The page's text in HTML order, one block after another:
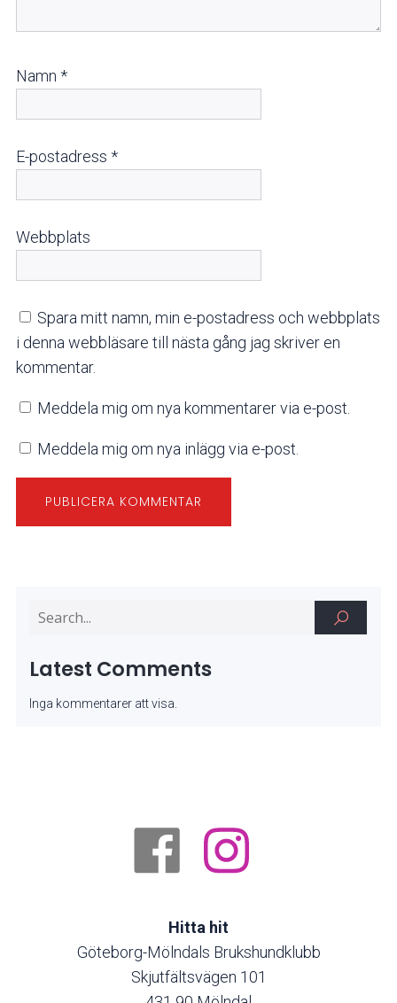
Namn *
E-postadress *
Webbplats
Spara mitt namn, min e-postadress och webbplats
i denna webbläsare till nästa gång jag skriver en
kommentar.
Meddela mig om nya kommentarer via e-post.
Meddela mig om nya inlägg via e-post.
Latest Comments
Inga kommentarer att visa.
Hitta hit
Göteborg-Mölndals Brukshundklubb
Skjutfältsvägen 101